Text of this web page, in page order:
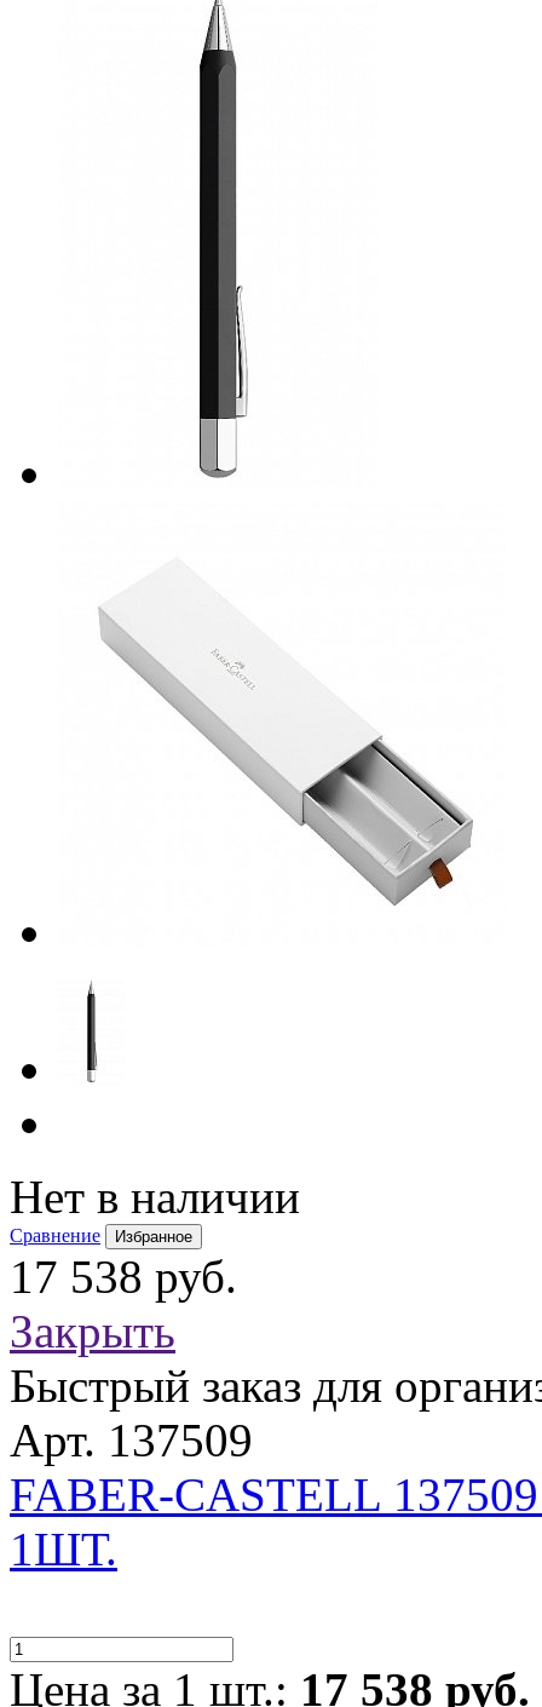
Нет в наличии
Сравнение Избранное
17 538 руб.
Закрыть
Быстрый заказ для
Арт. 137509
FABER-CASTELL
1ШТ.
Цена за 1 шт.: 17 538 руб.